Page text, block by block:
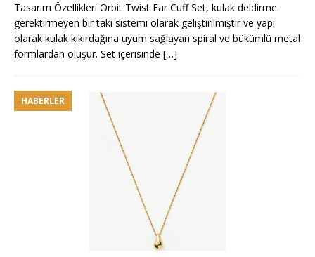
Tasarım Özellikleri Orbit Twist Ear Cuff Set, kulak deldirme
gerektirmeyen bir takı sistemi olarak geliştirilmiştir ve yapı
olarak kulak kıkırdağına uyum sağlayan spiral ve bükümlü metal
formlardan oluşur. Set içerisinde […]
HABERLER